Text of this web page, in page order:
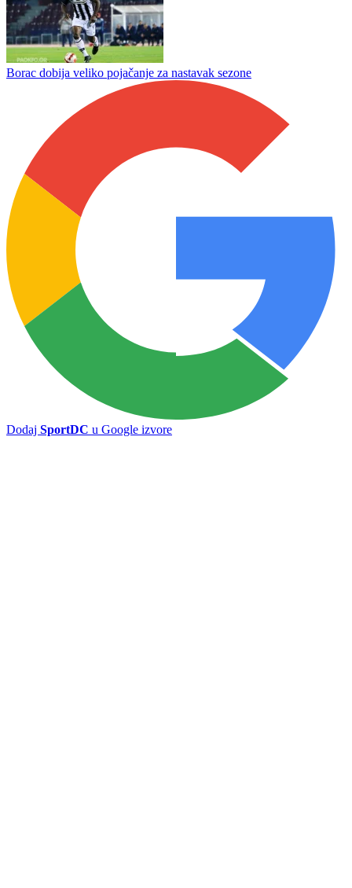
Romanija bolja od Unisa, Karaklajić odmah pogodio
Drakul napravio razliku
Borac dobija veliko pojačanje za nastavak sezone